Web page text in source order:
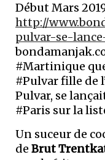
Début Mars
http://
pulvar-se-
#Martinique
#Pulvar fille de
Pulvar, se
#Paris sur la
Un suceur de
de Brut